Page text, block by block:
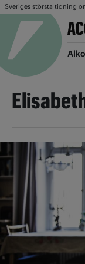
Sveriges största tidning